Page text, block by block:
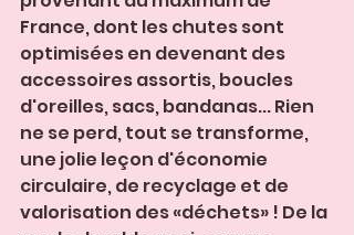
France, dont les chutes sont
optimisées en devenant des
accessoires assortis, boucles
d'oreilles, sacs, bandanas... Rien
ne se perd, tout se transforme,
une jolie leçon d'économie
circulaire, de recyclage et de
valorisation des «déchets» ! De la